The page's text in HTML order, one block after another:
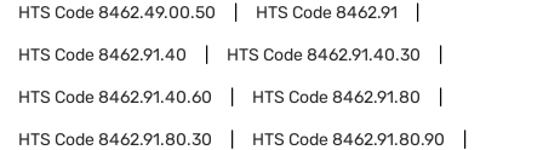
HTS Code8462.49.00.50 HTS Code8462.91
HTS Code8462.91.40 HTS Code8462.91.40.30
HTS Code8462.91.40.60 HTS Code8462.91.80
HTS Code8462.91.80.30 HTS Code8462.91.80.90